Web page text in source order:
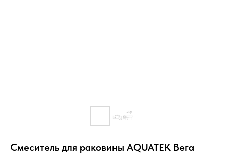
Смеситель для раковины AQUATEK Вега